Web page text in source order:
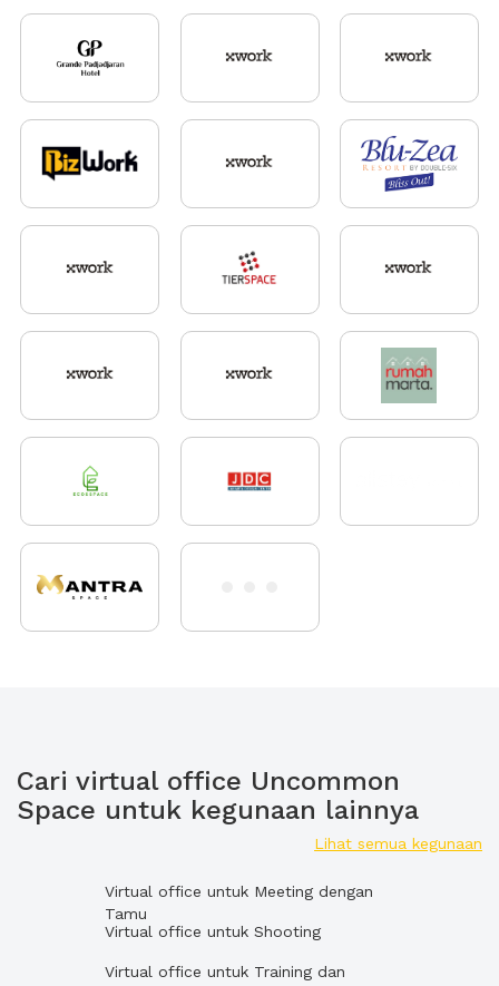
Cari virtual office Uncommon
Space untuk kegunaan lainnya
Lihat semua kegunaan
Virtual office untuk Meeting dengan
Tamu
Virtual office untuk Shooting
Virtual office untuk Training dan